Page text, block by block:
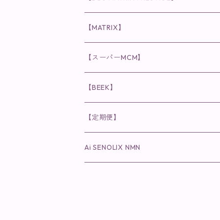
保湿ジェル・クリーム
ラディール
ディフェンサー
メイク小物
クレンジング
洗顔
◉インナーケア
食品
粒タイプ
◉cocochia
ヘナカラー
ヘアファンデーション
◉美顔器
◉スペシャルケア
◉肌悩み
クレンジング・洗顔
リップ
クレンジング・洗顔
化粧水
◉スピケアシリーズ
◉V.O.Sシリーズ
クレンジング・洗顔
化粧水
◉メンズシリーズ
クレンジング・洗顔
◉MESシリーズ
まつ毛用美容液
眉毛用美容液
リップアディクト
唇用美容液
ヘアアディクト
スキンケアシリーズ
美容液
【MATRIX】
スキンケアシリーズ
美容液
洗顔
【スーパーMCM】
インナーケア
【BEEK】
インナーケア
【定期便】
Ai SENOLIX NMN